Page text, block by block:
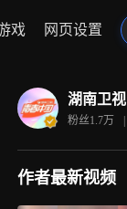
戏 网页设置
湖南卫视
粉丝1.7万 |
作者最新视频